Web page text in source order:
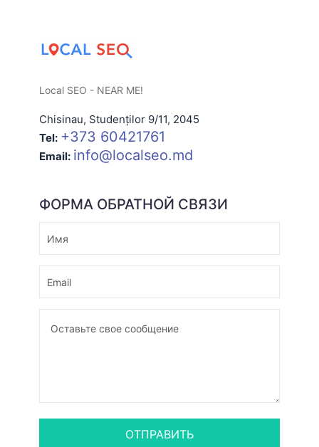
Local SEO - NEAR ME!
Chisinau, Studenților 9/11, 2045
Tel: +373 60421761
Email: info@localseo.md
ФОРМА ОБРАТНОЙ СВЯЗИ
ОТПРАВИТЬ